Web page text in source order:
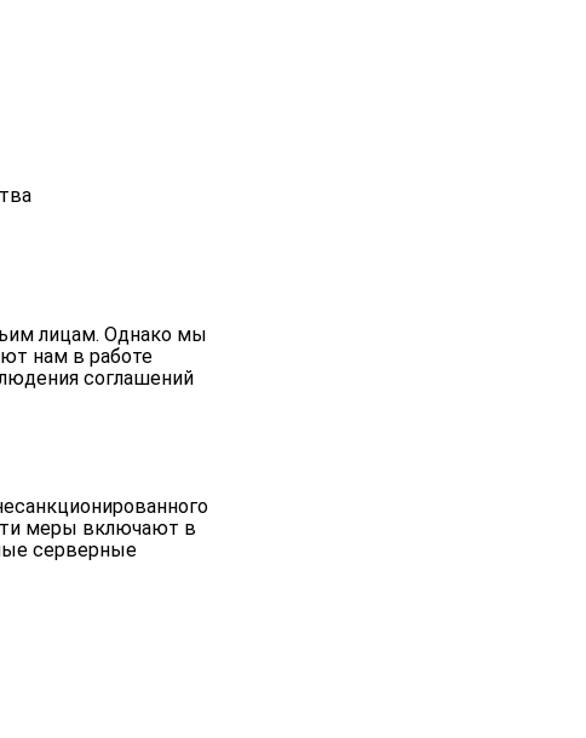
лицам. Однако мы
нам в работе
соглашений
меры включают в
серверные